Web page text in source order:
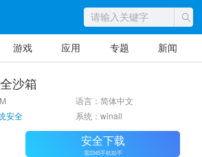
游戏 应用 专题 新闻
沙箱
语言：简体中文
安全 系统：winall
安全下载
需2345手机助手